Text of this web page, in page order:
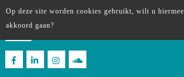
Op deze site worden cookies gebruikt, wilt u hiermee
akkoord gaan?